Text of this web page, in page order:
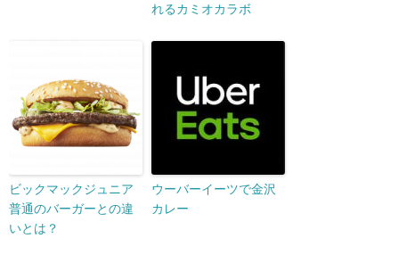
れるカミオカラボ
ビックマックジュニア
普通のバーガーとの違
いとは？
ウーバーイーツで金沢
カレー